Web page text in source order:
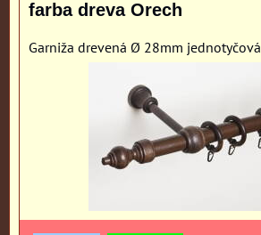
farba dreva Orech
Garniža drevená Ø 28mm jednotyčová